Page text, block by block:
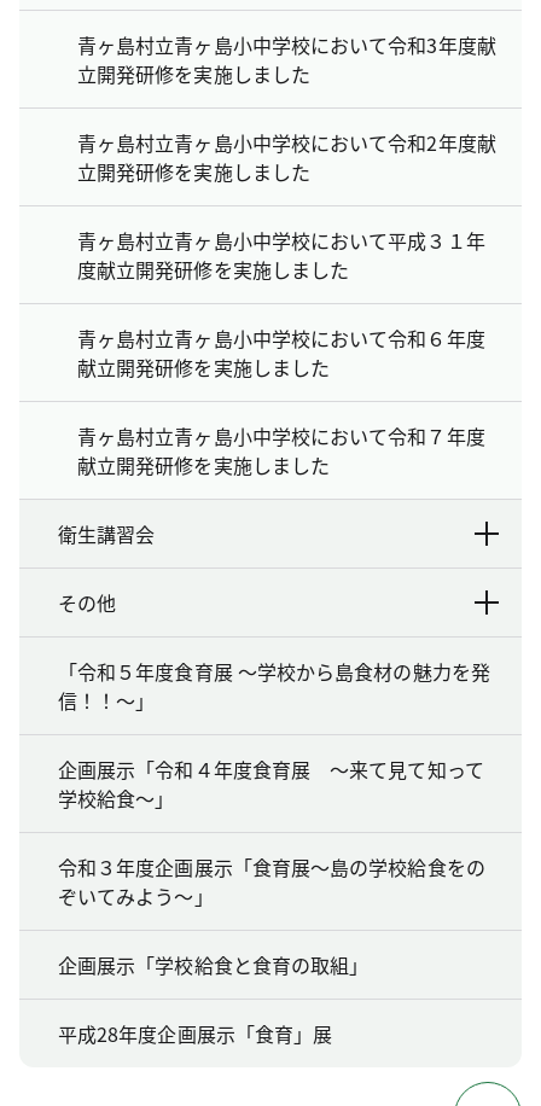
青ヶ島村立青ヶ島小中学校において令和3年度献
立開発研修を実施しました
青ヶ島村立青ヶ島小中学校において令和2年度献
立開発研修を実施しました
青ヶ島村立青ヶ島小中学校において平成３１年
度献立開発研修を実施しました
青ヶ島村立青ヶ島小中学校において令和６年度
献立開発研修を実施しました
青ヶ島村立青ヶ島小中学校において令和７年度
献立開発研修を実施しました
衛生講習会
その他
「令和５年度食育展 ～学校から島食材の魅力を発
信！！～」
企画展示「令和４年度食育展 ～来て見て知って
学校給食～」
令和３年度企画展示「食育展～島の学校給食をの
ぞいてみよう～」
企画展示「学校給食と食育の取組」
平成28年度企画展示「食育」展